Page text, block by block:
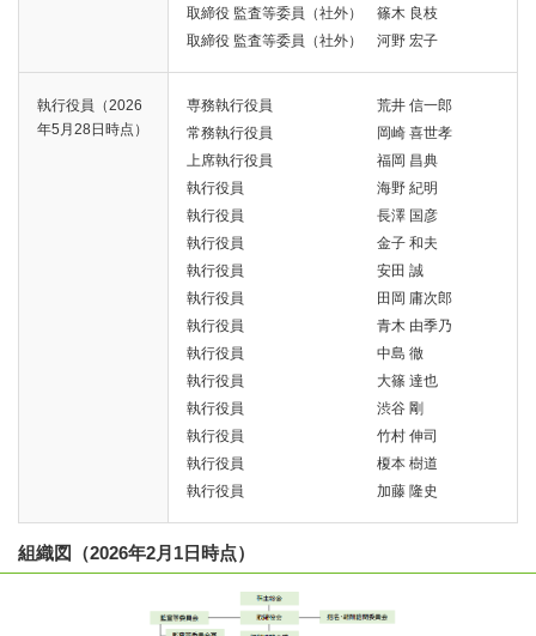
取締役 監査等委員（社外） 篠木 良枝
取締役 監査等委員（社外） 河野 宏子
執行役員（2026
年5月28日時点）
専務執行役員 荒井 信一郎
常務執行役員 岡崎 喜世孝
上席執行役員 福岡 昌典
執行役員 海野 紀明
執行役員 長澤 国彦
執行役員 金子 和夫
執行役員 安田 誠
執行役員 田岡 庸次郎
執行役員 青木 由季乃
執行役員 中島 徹
執行役員 大篠 達也
執行役員 渋谷 剛
執行役員 竹村 伸司
執行役員 榎本 樹道
執行役員 加藤 隆史
組織図（2026年2月1日時点）